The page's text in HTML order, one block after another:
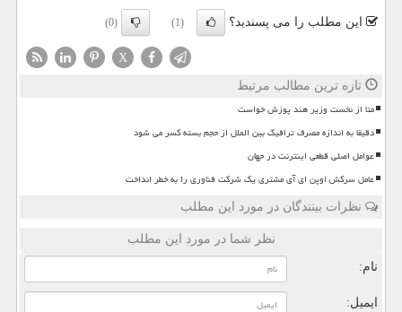
این مطلب را می پسندید؟ (1)
(0)
X
تازه ترین مطالب مرتبط
متا از نخست وزیر هند پوزش خواست
دقیقا به اندازه مصرف ترافیک بین الملل از حجم بسته کسر می شود
عوامل اصلی قطعی اینترنت در جهان
عامل سرکش اوپن ای آی مشتری یک شرکت فناوری را به خطر انداخت
نظرات بینندگان در مورد این مطلب
نظر شما در مورد این مطلب
نام:
ایمیل: